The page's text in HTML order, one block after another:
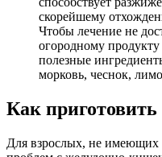
скорейшему
Чтобы лечение не
огородному
полезные
морковь, чеснок,
Как приготовить
Для взрослых, не имеющих